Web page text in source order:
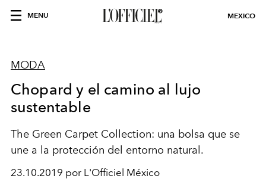
MENU MEXICO
MODA
Chopard y el camino al lujo
sustentable
The Green Carpet Collection: una bolsa que se
une a la protección del entorno natural.
23.10.2019 por L'Officiel México